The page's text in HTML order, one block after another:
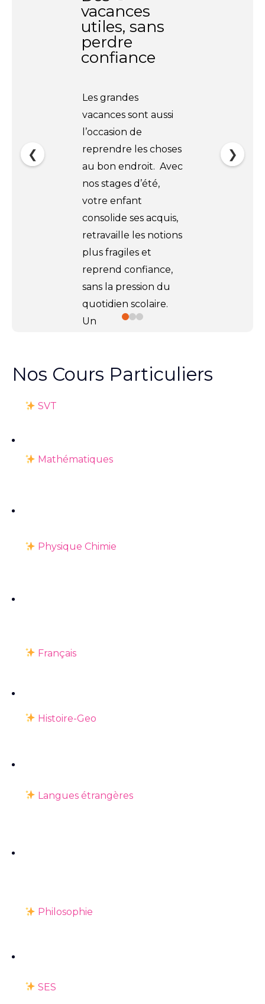
vacances
utiles, sans
perdre
confiance
Les grandes
vacances sont aussi
l’occasion de
reprendre les choses
au bon endroit. Avec
nos stages d’été,
votre enfant
consolide ses acquis,
retravaille les notions
plus fragiles et
reprend confiance,
sans la pression du
quotidien scolaire.
Un
de 2h par matière,
❮ ❯
Nos Cours Particuliers
SVT
Mathématiques
Physique Chimie
Français
Histoire-Geo
Langues étrangères
Philosophie
SES